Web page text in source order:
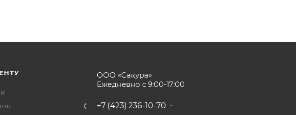
ООО «Сакура»
Ежедневно с 9:00-17:00
+7 (423) 236-10-70